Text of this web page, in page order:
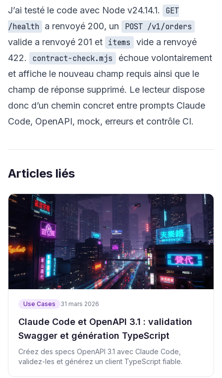
J’ai testé le code avec Node v24.14.1.
GET
/health
a renvoyé 200, un
POST /v1/orders
valide a renvoyé 201 et items
vide a renvoyé
422.
contract-check.mjs
échoue volontairement
et affiche le nouveau champ requis ainsi que le
champ de réponse supprimé. Le lecteur dispose
donc d’un chemin concret entre prompts Claude
Code, OpenAPI, mock, erreurs et contrôle CI.
Articles liés
Use Cases 31 mars 2026
Claude Code et OpenAPI 3.1 : validation
Swagger et génération TypeScript
Créez des specs OpenAPI 3.1 avec Claude Code,
validez-les et générez un client TypeScript fiable.